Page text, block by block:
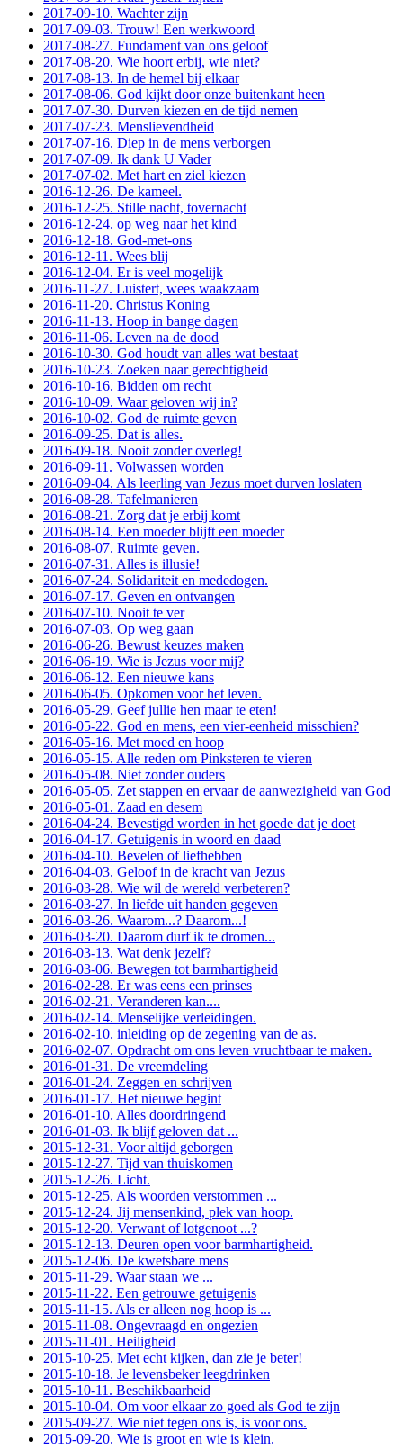
2017-09-10. Wachter zijn
2017-09-03. Trouw! Een werkwoord
2017-08-27. Fundament van ons geloof
2017-08-20. Wie hoort erbij, wie niet?
2017-08-13. In de hemel bij elkaar
2017-08-06. God kijkt door onze buitenkant heen
2017-07-30. Durven kiezen en de tijd nemen
2017-07-23. Menslievendheid
2017-07-16. Diep in de mens verborgen
2017-07-09. Ik dank U Vader
2017-07-02. Met hart en ziel kiezen
2016-12-26. De kameel.
2016-12-25. Stille nacht, tovernacht
2016-12-24. op weg naar het kind
2016-12-18. God-met-ons
2016-12-11. Wees blij
2016-12-04. Er is veel mogelijk
2016-11-27. Luistert, wees waakzaam
2016-11-20. Christus Koning
2016-11-13. Hoop in bange dagen
2016-11-06. Leven na de dood
2016-10-30. God houdt van alles wat bestaat
2016-10-23. Zoeken naar gerechtigheid
2016-10-16. Bidden om recht
2016-10-09. Waar geloven wij in?
2016-10-02. God de ruimte geven
2016-09-25. Dat is alles.
2016-09-18. Nooit zonder overleg!
2016-09-11. Volwassen worden
2016-09-04. Als leerling van Jezus moet durven loslaten
2016-08-28. Tafelmanieren
2016-08-21. Zorg dat je erbij komt
2016-08-14. Een moeder blijft een moeder
2016-08-07. Ruimte geven.
2016-07-31. Alles is illusie!
2016-07-24. Solidariteit en mededogen.
2016-07-17. Geven en ontvangen
2016-07-10. Nooit te ver
2016-07-03. Op weg gaan
2016-06-26. Bewust keuzes maken
2016-06-19. Wie is Jezus voor mij?
2016-06-12. Een nieuwe kans
2016-06-05. Opkomen voor het leven.
2016-05-29. Geef jullie hen maar te eten!
2016-05-22. God en mens, een vier-eenheid misschien?
2016-05-16. Met moed en hoop
2016-05-15. Alle reden om Pinksteren te vieren
2016-05-08. Niet zonder ouders
2016-05-05. Zet stappen en ervaar de aanwezigheid van God
2016-05-01. Zaad en desem
2016-04-24. Bevestigd worden in het goede dat je doet
2016-04-17. Getuigenis in woord en daad
2016-04-10. Bevelen of liefhebben
2016-04-03. Geloof in de kracht van Jezus
2016-03-28. Wie wil de wereld verbeteren?
2016-03-27. In liefde uit handen gegeven
2016-03-26. Waarom...? Daarom...!
2016-03-20. Daarom durf ik te dromen...
2016-03-13. Wat denk jezelf?
2016-03-06. Bewegen tot barmhartigheid
2016-02-28. Er was eens een prinses
2016-02-21. Veranderen kan....
2016-02-14. Menselijke verleidingen.
2016-02-10. inleiding op de zegening van de as.
2016-02-07. Opdracht om ons leven vruchtbaar te maken.
2016-01-31. De vreemdeling
2016-01-24. Zeggen en schrijven
2016-01-17. Het nieuwe begint
2016-01-10. Alles doordringend
2016-01-03. Ik blijf geloven dat ...
2015-12-31. Voor altijd geborgen
2015-12-27. Tijd van thuiskomen
2015-12-26. Licht.
2015-12-25. Als woorden verstommen ...
2015-12-24. Jij mensenkind, plek van hoop.
2015-12-20. Verwant of lotgenoot ...?
2015-12-13. Deuren open voor barmhartigheid.
2015-12-06. De kwetsbare mens
2015-11-29. Waar staan we ...
2015-11-22. Een getrouwe getuigenis
2015-11-15. Als er alleen nog hoop is ...
2015-11-08. Ongevraagd en ongezien
2015-11-01. Heiligheid
2015-10-25. Met echt kijken, dan zie je beter!
2015-10-18. Je levensbeker leegdrinken
2015-10-11. Beschikbaarheid
2015-10-04. Om voor elkaar zo goed als God te zijn
2015-09-27. Wie niet tegen ons is, is voor ons.
2015-09-20. Wie is groot en wie is klein.